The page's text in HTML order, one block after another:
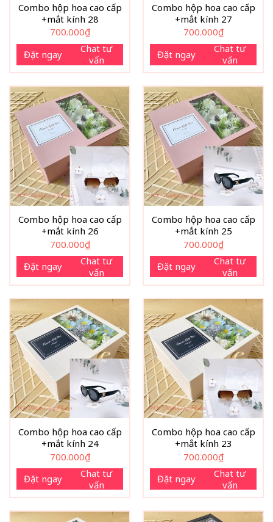
Combo hộp hoa cao cấp
+mắt kính 28
700.000₫
Đặt ngay
Chat tư
vấn
Combo hộp hoa cao cấp
+mắt kính 27
700.000₫
Đặt ngay
Chat tư
vấn
Combo hộp hoa cao cấp
+mắt kính 26
700.000₫
Đặt ngay
Chat tư
vấn
Combo hộp hoa cao cấp
+mắt kính 25
700.000₫
Đặt ngay
Chat tư
vấn
Combo hộp hoa cao cấp
+mắt kính 24
700.000₫
Đặt ngay
Chat tư
vấn
Combo hộp hoa cao cấp
+mắt kính 23
700.000₫
Đặt ngay
Chat tư
vấn